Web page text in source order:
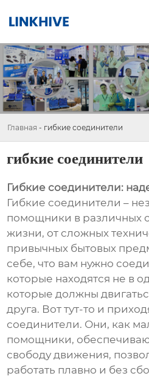
Главная - гибкие соединители
гибкие соединители
Гибкие соединители:
Гибкие соединители –
помощники в различных
жизни, от сложных
привычных бытовых
себе, что вам нужно
которые находятся не в
которые должны
друга. Вот тут-то и
соединители. Они, как
помощники,
свободу движения,
работать плавно и без